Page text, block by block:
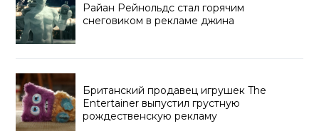
Райан Рейнольдс стал горячим
снеговиком в рекламе джина
Британский продавец игрушек The
Entertainer выпустил грустную
рождественскую рекламу